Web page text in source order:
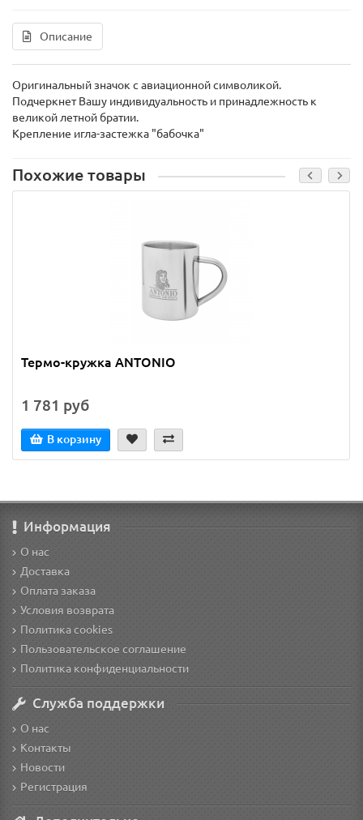
Описание
Оригинальный значок с авиационной символикой.
Подчеркнет Вашу индивидуальность и принадлежность к
великой летной братии.
Крепление игла-застежка "бабочка"
Похожие товары
Термо-кружка ANTONIO
1 781 руб
В корзину
Информация
О нас
Доставка
Оплата заказа
Условия возврата
Политика cookies
Пользовательское соглашение
Политика конфиденциальности
Служба поддержки
О нас
Контакты
Новости
Регистрация